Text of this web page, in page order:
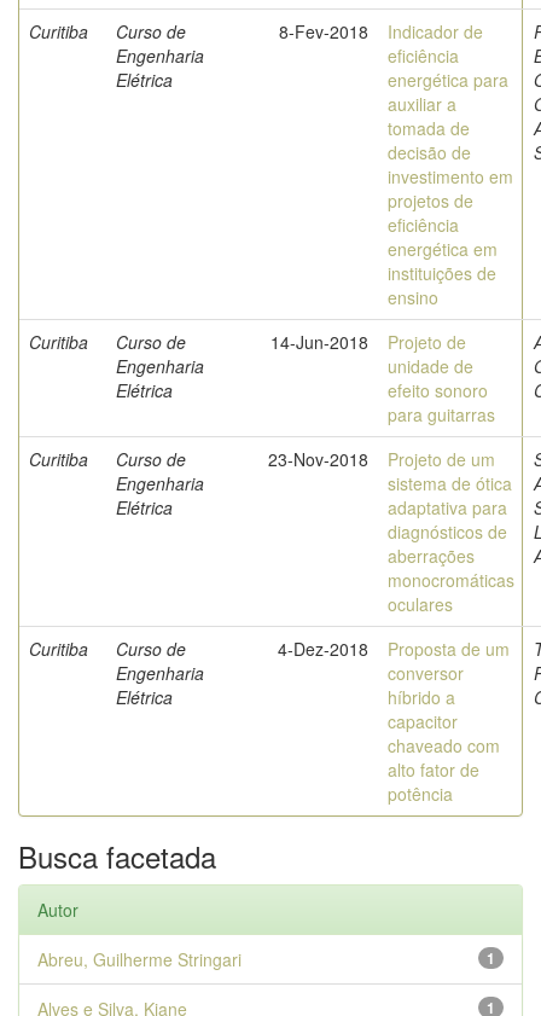
Curitiba
Curso de
Engenharia
Elétrica
8-Fev-2018
Indicador de
eficiência
energética para
auxiliar a
tomada de
decisão de
investimento em
projetos de
eficiência
energética em
instituições de
ensino
Curitiba
Curso de
Engenharia
Elétrica
14-Jun-2018
Projeto de
unidade de
efeito sonoro
para guitarras
Curitiba
Curso de
Engenharia
Elétrica
23-Nov-2018
Projeto de um
sistema de ótica
adaptativa para
diagnósticos de
aberrações
monocromáticas
oculares
Curitiba
Curso de
Engenharia
Elétrica
4-Dez-2018
Proposta de um
conversor
híbrido a
capacitor
chaveado com
alto fator de
potência
Busca facetada
Autor
1
Abreu, Guilherme Stringari
1
Alves e Silva, Kiane